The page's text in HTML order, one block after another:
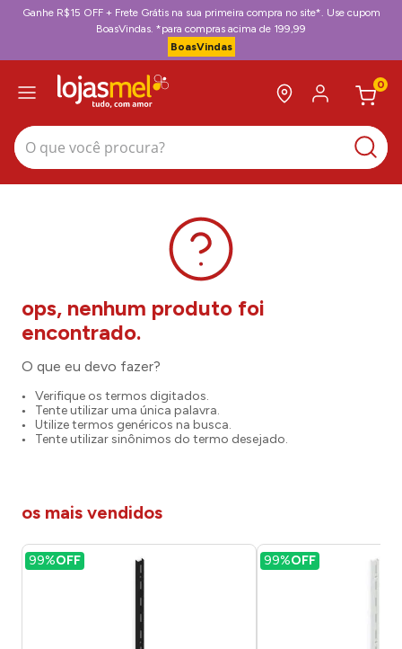
Ganhe R$15 OFF + Frete Grátis na sua primeira compra no site*. Use cupom
BoasVindas. *para compras acima de 199,99
BoasVindas
0
O que você procura?
O que eu devo fazer?
Verifique os termos digitados.
Tente utilizar uma única palavra.
Utilize termos genéricos na busca.
Tente utilizar sinônimos do termo desejado.
os mais vendidos
99%OFF 99%OFF